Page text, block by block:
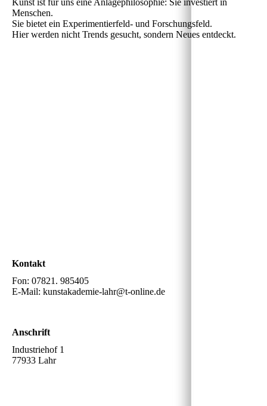
Menschen.
Sie bietet ein Experimentierfeld- und Forschungsfeld.
Hier werden nicht Trends gesucht, sondern Neues entdeckt.
Kontakt
Fon: 07821. 985405
E-Mail: kunstakademie-lahr@t-online.de
Anschrift
Industriehof 1
77933 Lahr